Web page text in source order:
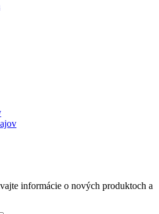
informácie o nových produktoch a